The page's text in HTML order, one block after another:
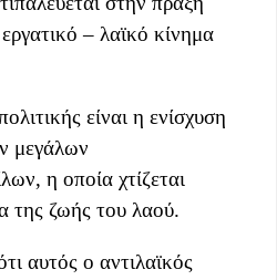
– λαϊκό κίνημα
είναι η ενίσχυση
μεγάλων
η οποία χτίζεται
της ζωής του λαού.
αυτός ο αντιλαϊκός